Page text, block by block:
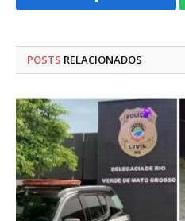
Facebook
POSTS RELACIONADOS